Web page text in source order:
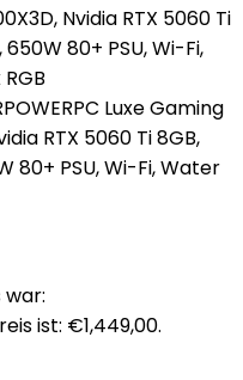
Luxe Gaming
RTX 5060 Ti 8GB,
80+ PSU, Wi-Fi, Water
ist: €1,449,00.